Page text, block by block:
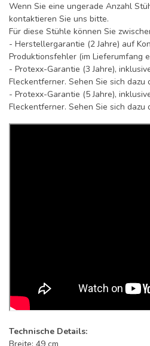
Wenn Sie eine ungerade Anzahl
kontaktieren Sie uns bitte.
Für diese Stühle können Sie
- Herstellergarantie (2 Jahre) auf
Produktionsfehler (im Lieferumfang
- Protexx-Garantie (3 Jahre),
Fleckentferner. Sehen Sie sich dazu
- Protexx-Garantie (5 Jahre),
Fleckentferner. Sehen Sie sich dazu
Technische Details:
Breite: 49 cm